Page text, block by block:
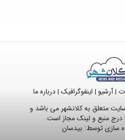
|آرشیو | اینفوگرافیک |درباره ما
متعلق به کلانشهر می باشد و
درج منبع و لینک مجاز است.
سازی توسط: بیدسان